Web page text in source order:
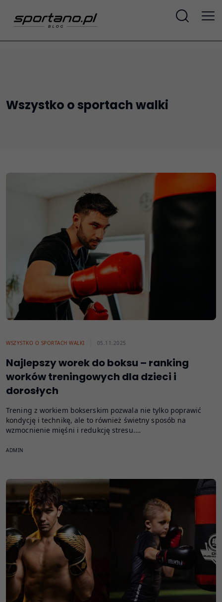
Wszystko o sportach walki
WSZYSTKO O SPORTACH WALKI 05.11.2025
Najlepszy worek do boksu – ranking
worków treningowych dla dzieci i
dorosłych
Trening z workiem bokserskim pozwala nie tylko poprawić
kondycję i technikę, ale to również świetny sposób na
wzmocnienie mięśni i redukcję stresu.…
ADMIN